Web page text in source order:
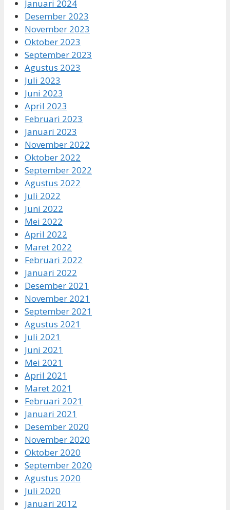
Januari 2024
Desember 2023
November 2023
Oktober 2023
September 2023
Agustus 2023
Juli 2023
Juni 2023
April 2023
Februari 2023
Januari 2023
November 2022
Oktober 2022
September 2022
Agustus 2022
Juli 2022
Juni 2022
Mei 2022
April 2022
Maret 2022
Februari 2022
Januari 2022
Desember 2021
November 2021
September 2021
Agustus 2021
Juli 2021
Juni 2021
Mei 2021
April 2021
Maret 2021
Februari 2021
Januari 2021
Desember 2020
November 2020
Oktober 2020
September 2020
Agustus 2020
Juli 2020
Januari 2012